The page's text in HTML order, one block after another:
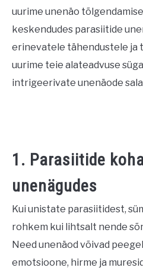
ABOUT US
uurime unenäo
keskendudes parasiitide
erinevatele tähendustele ja
uurime teie alateadvuse
intrigeerivate unenäode
1. Parasiitide
unenägudes
Kui unistate parasiitidest,
rohkem kui lihtsalt nende
Need unenäod võivad
emotsioone, hirme ja